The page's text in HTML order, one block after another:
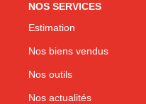
NOS SERVICES
Estimation
Nos biens vendus
Nos outils
Nos actualités